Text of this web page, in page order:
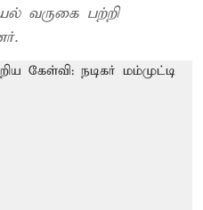
வருகை பற்றி